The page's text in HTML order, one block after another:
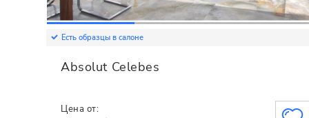
Есть образцы в салоне
Absolut Celebes
Цена от: